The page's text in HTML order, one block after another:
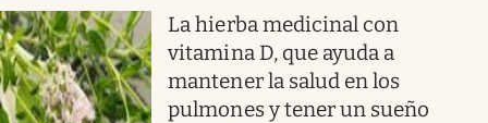
La hierba medicinal con
vitamina D, que ayuda a
mantener la salud en los
pulmones y tener un sueño